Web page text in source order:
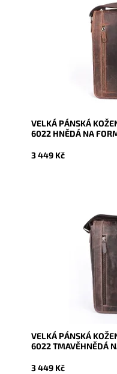
Velká pánská
značky HGL no. 6022
řešeným vnitřním...
Skladem
16764
HGL
2 roky
VELKÁ PÁNSKÁ
6022 HNĚDÁ NA
3 449 Kč
Velká pánská
značky HGL no. 6022
řešeným vnitřním...
Skladem
16765
HGL
2 roky
VELKÁ PÁNSKÁ
6022 TMAVĚHNĚDÁ
3 449 Kč